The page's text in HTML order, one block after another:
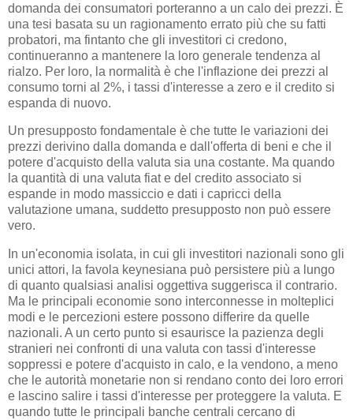
domanda dei consumatori porteranno a un calo dei prezzi. È
una tesi basata su un ragionamento errato più che su fatti
probatori, ma fintanto che gli investitori ci credono,
continueranno a mantenere la loro generale tendenza al
rialzo. Per loro, la normalità è che l'inflazione dei prezzi al
consumo torni al 2%, i tassi d'interesse a zero e il credito si
espanda di nuovo.
Un presupposto fondamentale è che tutte le variazioni dei
prezzi derivino dalla domanda e dall'offerta di beni e che il
potere d'acquisto della valuta sia una costante. Ma quando
la quantità di una valuta fiat e del credito associato si
espande in modo massiccio e dati i capricci della
valutazione umana, suddetto presupposto non può essere
vero.
In un'economia isolata, in cui gli investitori nazionali sono gli
unici attori, la favola keynesiana può persistere più a lungo
di quanto qualsiasi analisi oggettiva suggerisca il contrario.
Ma le principali economie sono interconnesse in molteplici
modi e le percezioni estere possono differire da quelle
nazionali. A un certo punto si esaurisce la pazienza degli
stranieri nei confronti di una valuta con tassi d'interesse
soppressi e potere d'acquisto in calo, e la vendono, a meno
che le autorità monetarie non si rendano conto dei loro errori
e lascino salire i tassi d'interesse per proteggere la valuta. E
quando tutte le principali banche centrali cercano di